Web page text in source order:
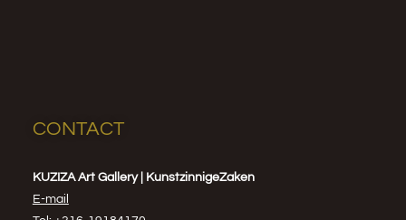
CONTACT
KUZIZA Art Gallery | KunstzinnigeZaken
E-mail